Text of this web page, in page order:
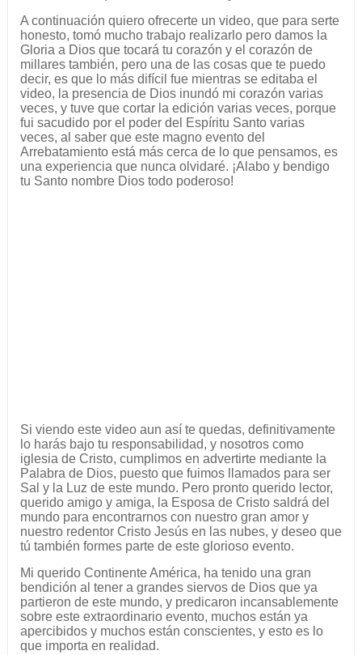
A continuación quiero ofrecerte un video, que para serte
honesto, tomó mucho trabajo realizarlo pero damos la
Gloria a Dios que tocará tu corazón y el corazón de
millares también, pero una de las cosas que te puedo
decir, es que lo más difícil fue mientras se editaba el
video, la presencia de Dios inundó mi corazón varias
veces, y tuve que cortar la edición varias veces, porque
fui sacudido por el poder del Espíritu Santo varias
veces, al saber que este magno evento del
Arrebatamiento está más cerca de lo que pensamos, es
una experiencia que nunca olvidaré. ¡Alabo y bendigo
tu Santo nombre Dios todo poderoso!
Si viendo este video aun así te quedas, definitivamente
lo harás bajo tu responsabilidad, y nosotros como
iglesia de Cristo, cumplimos en advertirte mediante la
Palabra de Dios, puesto que fuimos llamados para ser
Sal y la Luz de este mundo. Pero pronto querido lector,
querido amigo y amiga, la Esposa de Cristo saldrá del
mundo para encontrarnos con nuestro gran amor y
nuestro redentor Cristo Jesús en las nubes, y deseo que
tú también formes parte de este glorioso evento.
Mi querido Continente América, ha tenido una gran
bendición al tener a grandes siervos de Dios que ya
partieron de este mundo, y predicaron incansablemente
sobre este extraordinario evento, muchos están ya
apercibidos y muchos están conscientes, y esto es lo
que importa en realidad.